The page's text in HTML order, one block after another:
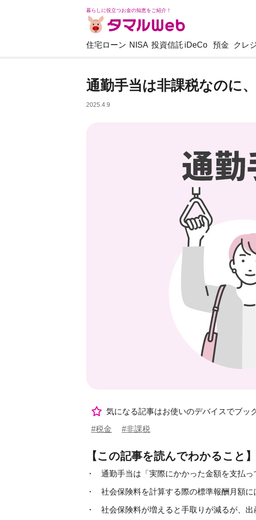
暮らしに役立つお金の知恵をご紹介！
住宅ローン NISA 投資信託 iDeCo 預金 クレ
通勤手当は非課税なのに
2025.4.9
気になる記事はお使いのデバイスでブッ
#税金 #非課税
【この記事を読んでわかること】
通勤手当は「実際にかかった金額を支払
社会保険料を計算する際の標準報酬月額
社会保険料が増えると手取りが減るが、